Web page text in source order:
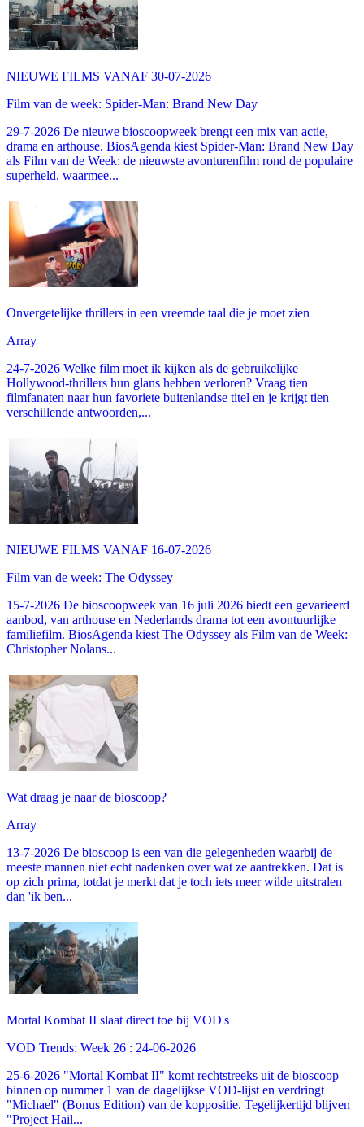
NIEUWE FILMS VANAF 30-07-2026
Film van de week: Spider-Man: Brand New Day
29-7-2026 De nieuwe bioscoopweek brengt een mix van actie,
drama en arthouse. BiosAgenda kiest Spider-Man: Brand New Day
als Film van de Week: de nieuwste avonturenfilm rond de populaire
superheld, waarmee...
Onvergetelijke thrillers in een vreemde taal die je moet zien
Array
24-7-2026 Welke film moet ik kijken als de gebruikelijke
Hollywood-thrillers hun glans hebben verloren? Vraag tien
filmfanaten naar hun favoriete buitenlandse titel en je krijgt tien
verschillende antwoorden,...
NIEUWE FILMS VANAF 16-07-2026
Film van de week: The Odyssey
15-7-2026 De bioscoopweek van 16 juli 2026 biedt een gevarieerd
aanbod, van arthouse en Nederlands drama tot een avontuurlijke
familiefilm. BiosAgenda kiest The Odyssey als Film van de Week:
Christopher Nolans...
Wat draag je naar de bioscoop?
Array
13-7-2026 De bioscoop is een van die gelegenheden waarbij de
meeste mannen niet echt nadenken over wat ze aantrekken. Dat is
op zich prima, totdat je merkt dat je toch iets meer wilde uitstralen
dan 'ik ben...
Mortal Kombat II slaat direct toe bij VOD's
VOD Trends: Week 26 : 24-06-2026
25-6-2026 "Mortal Kombat II" komt rechtstreeks uit de bioscoop
binnen op nummer 1 van de dagelijkse VOD-lijst en verdringt
"Michael" (Bonus Edition) van de koppositie. Tegelijkertijd blijven
"Project Hail...